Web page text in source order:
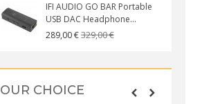
IFI AUDIO GO BAR Portable
USB DAC Headphone...
289,00 €329,00 €
OUR CHOICE